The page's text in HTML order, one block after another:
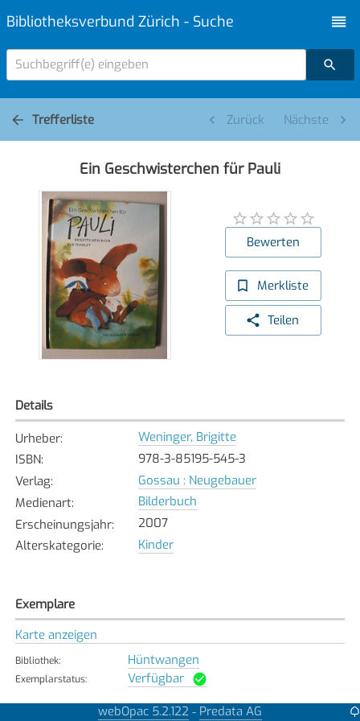
Bibliotheksverbund Zürich - Suche
Suchbegriff(e) eingeben
Trefferliste Zurück Nächste
Ein Geschwisterchen für Pauli
Bewerten
Merkliste
Teilen
Details
Urheber:
Weninger, Brigitte
ISBN:
978-3-85195-545-3
Verlag:
Gossau : Neugebauer
Medienart:
Bilderbuch
Erscheinungsjahr:
2007
Alterskategorie: Kinder
Exemplare
Karte anzeigen
Bibliothek: Hüntwangen
Exemplarstatus: Verfügbar
Kilchberg
webOpac 5.2.122 - Predata AG